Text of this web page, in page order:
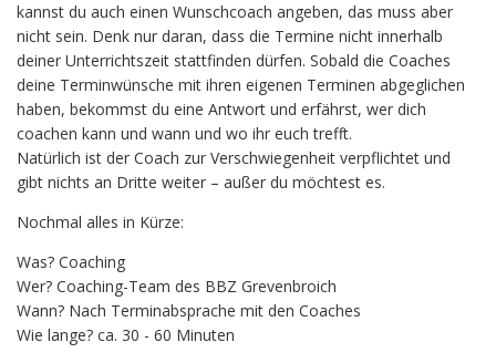
kannst du auch einen Wunschcoach angeben, das muss aber
nicht sein. Denk nur daran, dass die Termine nicht innerhalb
deiner Unterrichtszeit stattfinden dürfen. Sobald die Coaches
deine Terminwünsche mit ihren eigenen Terminen abgeglichen
haben, bekommst du eine Antwort und erfährst, wer dich
coachen kann und wann und wo ihr euch trefft.
Natürlich ist der Coach zur Verschwiegenheit verpflichtet und
gibt nichts an Dritte weiter – außer du möchtest es.
Nochmal alles in Kürze:
Was? Coaching
Wer? Coaching-Team des BBZ Grevenbroich
Wann? Nach Terminabsprache mit den Coaches
Wie lange? ca. 30 - 60 Minuten